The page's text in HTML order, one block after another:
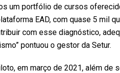
um portfólio de cursos
EAD, com quase 5 mil
com esse diagnóstico,
pontuou o gestor da Setur.
em março de 2021, além